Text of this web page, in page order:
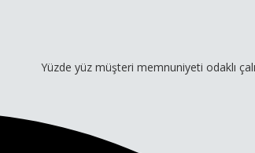
Yüzde yüz müşteri memnuniyeti odaklı çalışma